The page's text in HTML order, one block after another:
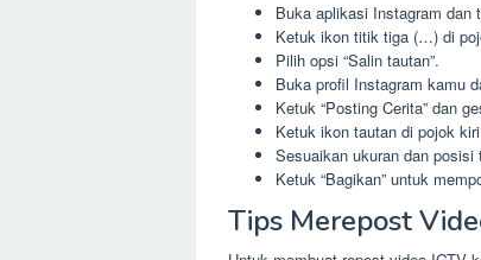
Buka aplikasi Instagram dan
Ketuk ikon titik tiga (…) di
Pilih opsi “Salin tautan”.
Buka profil Instagram kamu
Ketuk “Posting Cerita” dan
Ketuk ikon tautan di pojok
Sesuaikan ukuran dan posisi
Ketuk “Bagikan” untuk
Tips Merepost